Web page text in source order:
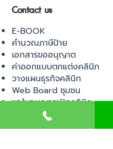
Contact us
E-BOOK
คำนวณภาษีป้าย
เอกสารขออนุญาต
ค่าออกแบบตกแต่งคลินิก
วางแผนธุรกิจคลินิก
Web Board ชุมชน
ขอใบอนุญาตเปิดคลินิก
ภาษีธุรกิจคลินิก
ตรวจสอบรายชื่อแพทย์